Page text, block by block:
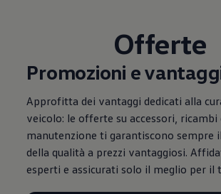
VanLife Stories
75 anni di Bulli
ID. Buzz al World Ducati Week
Offerte
Promozioni e
Approfitta dei vantaggi dedicati alla
veicolo: le offerte su accessori, ricambi
manutenzione ti garantiscono sempre
della qualità a prezzi vantaggiosi.
esperti e assicurati solo il meglio per il